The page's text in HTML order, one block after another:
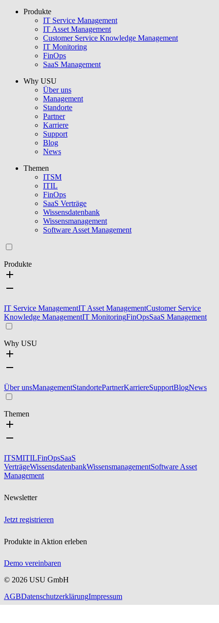
USU GmbH
Produkte
IT Service Management
IT Asset Management
Customer Service Knowledge Management
IT Monitoring
FinOps
SaaS Management
Why USU
Über uns
Management
Standorte
Partner
Karriere
Support
Blog
News
Themen
ITSM
ITIL
FinOps
SaaS Verträge
Wissensdatenbank
Wissensmanagement
Software Asset Management
Produkte
IT Service ManagementIT Asset ManagementCustomer Service
Knowledge ManagementIT MonitoringFinOpsSaaS Management
Why USU
Über unsManagementStandortePartnerKarriereSupportBlogNews
Themen
ITSMITILFinOpsSaaS
VerträgeWissensdatenbankWissensmanagementSoftware Asset
Management
Newsletter
Jetzt registrieren
Produkte in Aktion erleben
Demo vereinbaren
© 2026 USU GmbH
AGBDatenschutzerklärungImpressum